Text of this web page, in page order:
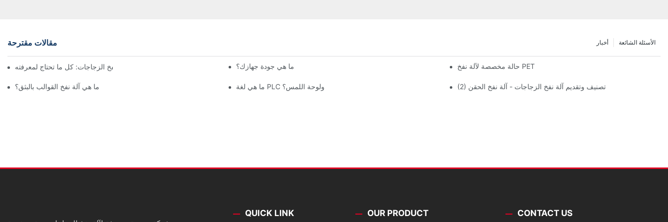
مقالات مقترحة الأسئلة الشائعة أخبار
آلة نفخ الزجاجات: كل ما تحتاج لمعرفته ما هي جودة جهازك؟ حالة مخصصة لآلة نفخ PET
ما هي آلة نفخ القوالب بالبثق؟ ما هي لغة PLC ولوحة اللمس؟ (2) تصنيف وتقديم آلة نفخ الزجاجات - آلة نفخ الحقن
QUICK LINK OUR PRODUCT CONTACT US